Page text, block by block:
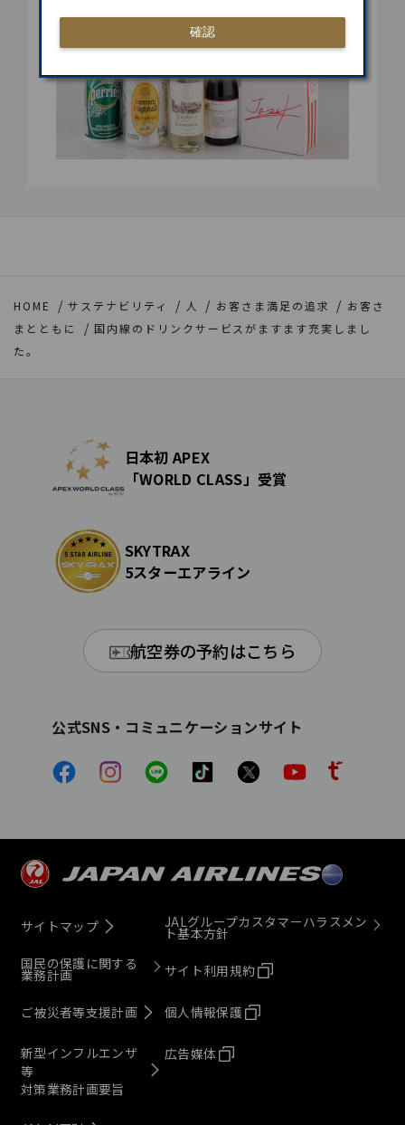
HOME サステナビリティ 人 お客さま満足の追求
お客さ
まとともに
国内線のドリンクサービスがますます充実しまし
た。
日本初 APEX
「WORLD CLASS」受賞
SKYTRAX
5スターエアライン
航空券の予約はこちら
公式SNS・コミュニケーションサイト
サイトマップ
国民の保護に関する
業務計画
ご被災者等支援計画
新型インフルエンザ
等
対策業務計画要旨
JALグループカスタマーハラスメン
ト基本方針
サイト利用規約
個人情報保護
広告媒体
確認